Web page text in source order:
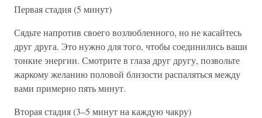
Первая стадия (5 минут)
Сядьте напротив своего возлюбленного, но не касайтесь
друг друга. Это нужно для того, чтобы соединились ваши
тонкие энергии. Смотрите в глаза друг другу, позвольте
жаркому желанию половой близости распаляться между
вами примерно пять минут.
Вторая стадия (3–5 минут на каждую чакру)